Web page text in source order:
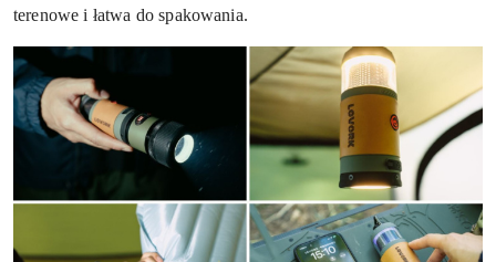
terenowe i łatwa do spakowania.